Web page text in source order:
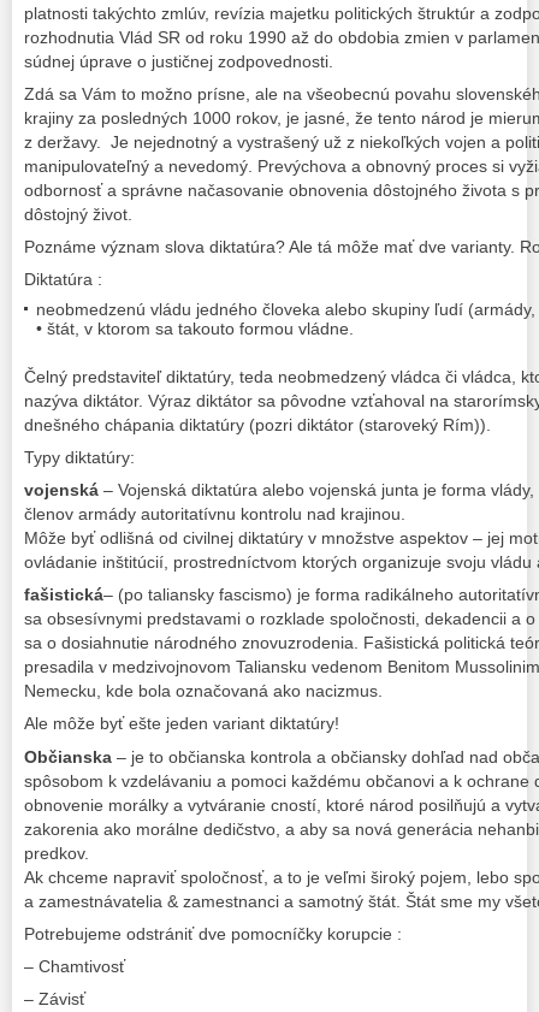
platnosti takýchto zmlúv, revízia majetku politických štruktúr a
rozhodnutia Vlád SR od roku 1990 až do obdobia zmien v
súdnej úprave o justičnej zodpovednosti.
Zdá sa Vám to možno prísne, ale na všeobecnú povahu
krajiny za posledných 1000 rokov, je jasné, že tento národ je
z deržavy. Je nejednotný a vystrašený už z niekoľkých vojen a
manipulovateľný a nevedomý. Prevýchova a obnovný proces si
odbornosť a správne načasovanie obnovenia dôstojného života s
dôstojný život.
Poznáme význam slova diktatúra? Ale tá môže mať dve varianty.
Diktatúra :
neobmedzenú vládu jedného človeka alebo skupiny ľudí
• štát, v ktorom sa takouto formou vládne.
Čelný predstaviteľ diktatúry, teda neobmedzený vládca či vládca,
nazýva diktátor. Výraz diktátor sa pôvodne vzťahoval na
dnešného chápania diktatúry (pozri diktátor (staroveký Rím)).
Typy diktatúry:
vojenská – Vojenská diktatúra alebo vojenská junta je forma
členov armády autoritatívnu kontrolu nad krajinou.
Môže byť odlišná od civilnej diktatúry v množstve aspektov – jej
ovládanie inštitúcií, prostredníctvom ktorých organizuje svoju vládu
fašistická– (po taliansky fascismo) je forma radikálneho
sa obsesívnymi predstavami o rozklade spoločnosti, dekadencii a
sa o dosiahnutie národného znovuzrodenia. Fašistická politická
presadila v medzivojnovom Taliansku vedenom Benitom
Nemecku, kde bola označovaná ako nacizmus.
Ale môže byť ešte jeden variant diktatúry!
Občianska – je to občianska kontrola a občiansky dohľad nad
spôsobom k vzdelávaniu a pomoci každému občanovi a k ochrane
obnovenie morálky a vytváranie cností, ktoré národ posilňujú a
zakorenia ako morálne dedičstvo, a aby sa nová generácia
predkov.
Ak chceme napraviť spoločnosť, a to je veľmi široký pojem, lebo
a zamestnávatelia & zamestnanci a samotný štát. Štát sme my
Potrebujeme odstrániť dve pomocníčky korupcie :
– Chamtivosť
– Závisť